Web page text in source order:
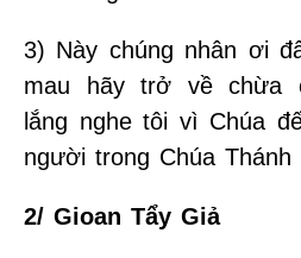
3) Này chúng nhân ơi
mau hãy trở về chừa
lắng nghe tôi vì Chúa
người trong Chúa Thánh
2/ Gioan Tẩy Giả